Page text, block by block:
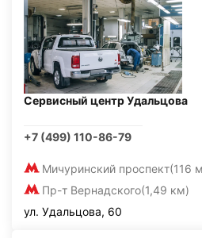
Сервисный центр Удальцова
+7 (499) 110-86-79
Мичуринский проспект(116
Пр-т Вернадского(1,49 км)
ул. Удальцова, 60